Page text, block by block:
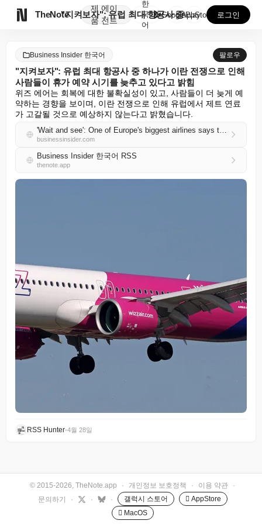
TheNote
제
품
에이
전트
"지켜보자": 유럽 최대 항공사 중 하나가 이란 전쟁으...
한
국
어
GooglePlay
AppStore 로그인
Business Insider 한국어 팔로우
"지켜보자": 유럽 최대 항공사 중 하나가 이란 전쟁으로 인해
사람들이 휴가 예약 시기를 늦추고 있다고 밝힘
위즈 에어는 회복에 대한 불확실성이 있고, 사람들이 더 늦게 예
약하는 경향을 보이며, 이란 전쟁으로 인해 유럽에서 제트 연료
가 고갈될 것으로 예상하지 않는다고 밝혔습니다.
'Wait and see': One of Europe's biggest airlines says the Iran war is making people delay booking vacations
businessinsider.com
Business Insider 한국어 RSS
thenote.app
RSS Hunter•4월 28일
© 2015-2026, TheNote.app · 개인정보 보호정책 · 이용 약관
·
문의하기
· · · 갤럭시 스토어
 AppStore
 MacOS